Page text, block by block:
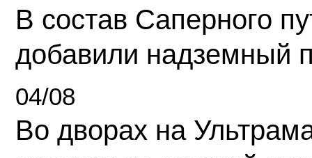
В состав Саперного
добавили надземный
04/08
Во дворах на